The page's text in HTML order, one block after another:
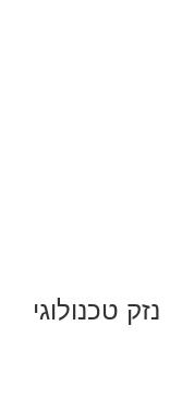
נזק טכנולוגי